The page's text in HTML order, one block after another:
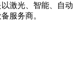
激光、智能、自动
服务商。